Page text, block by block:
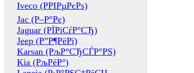
Iveco (РРІРµРєРѕ)
Jac (Р–Р°Рє)
Jaguar (РЇРіСѓР°СЂ)
Jeep (Р”Р¶РёРї)
Karsan (РљР°СЂСЃР°РЅ)
Kia (РљРёР°)